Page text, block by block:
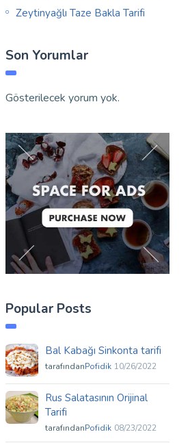
Zeytinyağlı Taze Bakla Tarifi
Son Yorumlar
Gösterilecek yorum yok.
Popular Posts
Bal Kabağı Sinkonta tarifi
tarafındanPofidik 10/26/2022
Rus Salatasının Orijinal
Tarifi
tarafındanPofidik 08/23/2022